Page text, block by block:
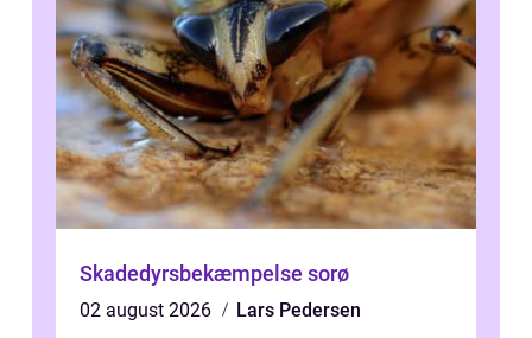
Skadedyrsbekæmpelse sorø
02 august 2026
Lars Pedersen